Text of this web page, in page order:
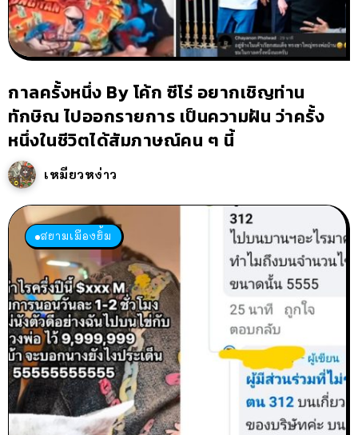
กาลครั้งหนึ่ง By โค้ก ซีโร่ อยากเชิญท่าน
ทักษิณ ไปออกรายการ เป็นความฝัน ว่าครั้ง
หนึ่งในชีวิตได้สัมภาษณ์คน ๆ นี้
เหมียวหง่าว
สยามเมืองยิ้ม